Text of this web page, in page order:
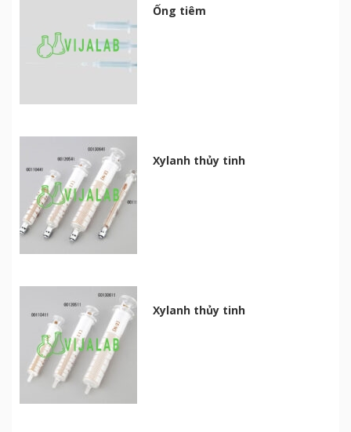
Ống tiêm
Xylanh thủy tinh
Xylanh thủy tinh